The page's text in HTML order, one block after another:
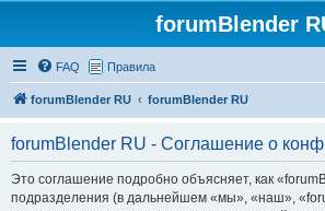
forumBlender
FAQ Правила
forumBlender RU forumBlender RU
forumBlender RU - Соглашение о
Это соглашение подробно объясняет, как
подразделения (в дальнейшем «мы», «наш»,